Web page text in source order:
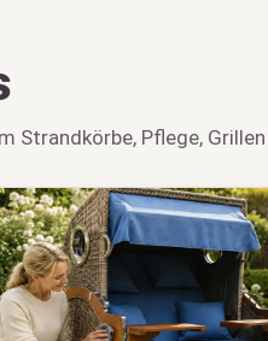
Pflege,